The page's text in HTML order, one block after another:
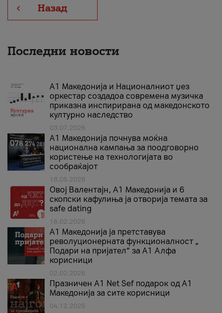
Назад
Последни новости
А1 Македонија и Националниот џез
оркестар создадоа современа музичка
приказна инспирирана од македонското
културно наследство
03.07.2026
A1 Македонија почнува моќна
национална кампања за поодговорно
користење на технологијата во
сообраќајот
18.05.2026
Овој Валентајн, A1 Македонија и 6
скопски кафулиња ја отворија темата за
safe dating
16.02.2026
А1 Македонија ја претставува
револуционерната функционалност „
Подари на пријател“ за А1 Алфа
корисници
02.02.2026
Празничен A1 Net Sеf подарок од А1
Македонија за сите корисници
04.12.2025